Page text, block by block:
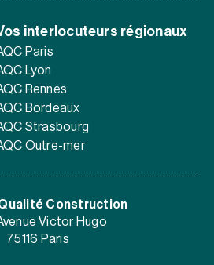
interlocuteurs régionaux
Paris
Lyon
Rennes
Bordeaux
Strasbourg
Outre-mer
Construction
Victor Hugo
75116 Paris